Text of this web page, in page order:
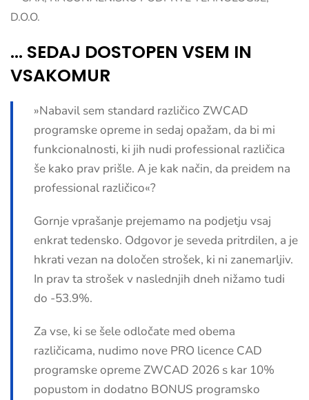
… SEDAJ DOSTOPEN VSEM IN
VSAKOMUR
»Nabavil sem standard različico ZWCAD
programske opreme in sedaj opažam, da bi mi
funkcionalnosti, ki jih nudi professional različica
še kako prav prišle. A je kak način, da preidem na
professional različico«?
Gornje vprašanje prejemamo na podjetju vsaj
enkrat tedensko. Odgovor je seveda pritrdilen, a je
hkrati vezan na določen strošek, ki ni zanemarljiv.
In prav ta strošek v naslednjih dneh nižamo tudi
do -53.9%.
Za vse, ki se šele odločate med obema
različicama, nudimo nove PRO licence CAD
programske opreme ZWCAD 2026 s kar 10%
popustom in dodatno BONUS programsko